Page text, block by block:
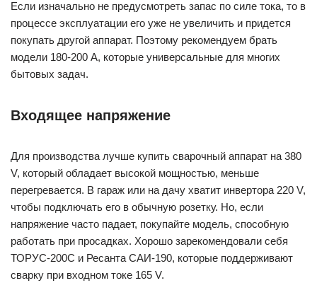
Если изначально не предусмотреть запас по силе тока, то в
процессе эксплуатации его уже не увеличить и придется
покупать другой аппарат. Поэтому рекомендуем брать
модели 180-200 А, которые универсальные для многих
бытовых задач.
Входящее напряжение
Для производства лучше купить сварочный аппарат на 380
V, который обладает высокой мощностью, меньше
перегревается. В гараж или на дачу хватит инвертора 220 V,
чтобы подключать его в обычную розетку. Но, если
напряжение часто падает, покупайте модель, способную
работать при просадках. Хорошо зарекомендовали себя
ТОРУС-200С и Ресанта САИ-190, которые поддерживают
сварку при входном токе 165 V.